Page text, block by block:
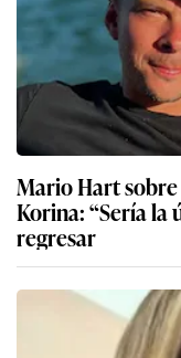
Mario Hart
Korina: “Sería la
regresar